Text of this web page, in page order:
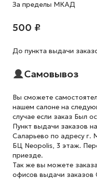
За пределы МКАД
500 ₽
До пункта выдачи
Самовывоз
Вы сможете
нашем салоне на
случае если заказ Был
Пункт выдачи заказов
Саларьево по адресу г.
БЦ Neopolis, 3 этаж.
приезде.
Так же вы можете
офисов выдачи